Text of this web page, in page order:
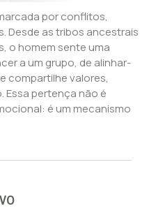
por conflitos,
Desde as tribos ancestrais
o homem sente uma
a um grupo, de alinhar-
compartilhe valores,
Essa pertença não é
é um mecanismo